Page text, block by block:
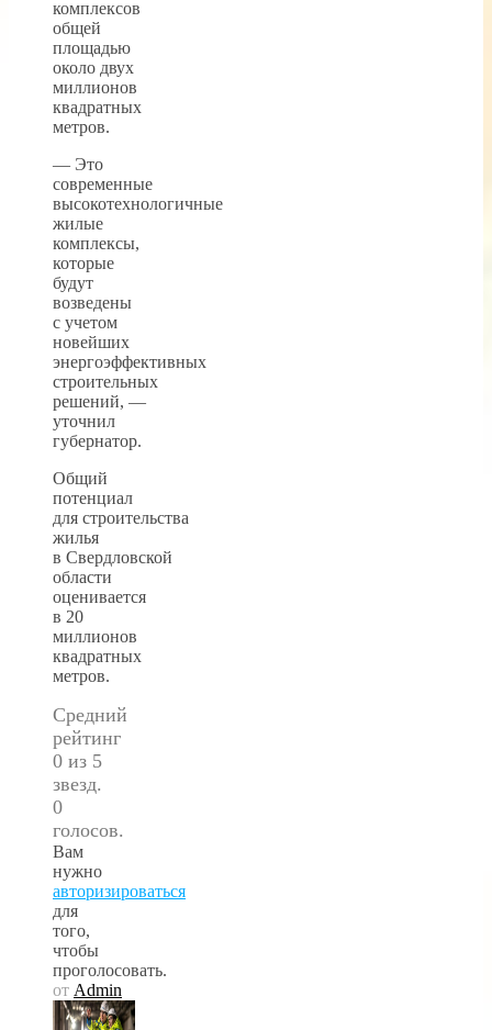
комплексов
общей
площадью
около двух
миллионов
квадратных
метров.
— Это
современные
высокотехнологичные
жилые
комплексы,
которые
будут
возведены
с учетом
новейших
энергоэффективных
строительных
решений, —
уточнил
губернатор.
Общий
потенциал
для строительства
жилья
в Свердловской
области
оценивается
в 20
миллионов
квадратных
метров.
Средний
рейтинг
0 из 5
звезд.
0
голосов.
Вам
нужно
авторизироваться
для
того,
чтобы
проголосовать.
от Admin